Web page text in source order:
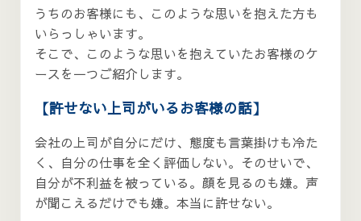
うちのお客様にも、このような思いを抱えた方も
いらっしゃいます。
そこで、このような思いを抱えていたお客様のケ
ースを一つご紹介します。
【許せない上司がいるお客様の話】
会社の上司が自分にだけ、態度も言葉掛けも冷た
く、自分の仕事を全く評価しない。そのせいで、
自分が不利益を被っている。顔を見るのも嫌。声
が聞こえるだけでも嫌。本当に許せない。